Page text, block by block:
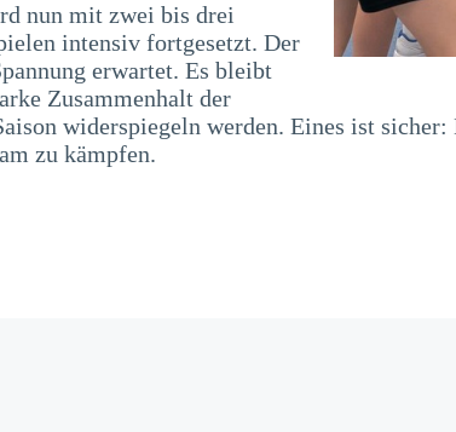
nun mit zwei bis drei
intensiv fortgesetzt. Der
erwartet. Es bleibt
Zusammenhalt der
widerspiegeln werden. Eines ist
zu kämpfen.